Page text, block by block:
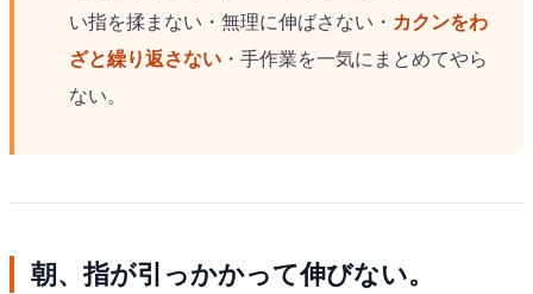
い指を揉まない・無理に伸ばさない・ カクンをわ
ざと繰り返さない・手作業を一気にまとめてやら
ない。
朝、指が引っかかって伸びない。